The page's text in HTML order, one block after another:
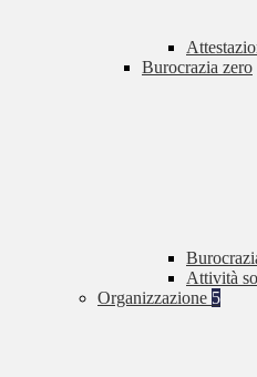
Burocrazia zero
Attività
Organizzazione 5